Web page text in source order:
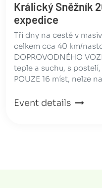
Králický Sněžník
expedice
Tři dny na cestě v
celkem cca 40 km/
DOPROVODNÉHO
teple a suchu, s
POUZE 16 míst, nelze
Event details